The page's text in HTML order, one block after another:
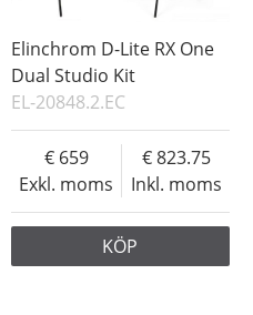
Elinchrom D-Lite RX One
Dual Studio Kit
EL-20848.2.EC
Exkl. moms
659
Inkl. moms
823.75
KÖP